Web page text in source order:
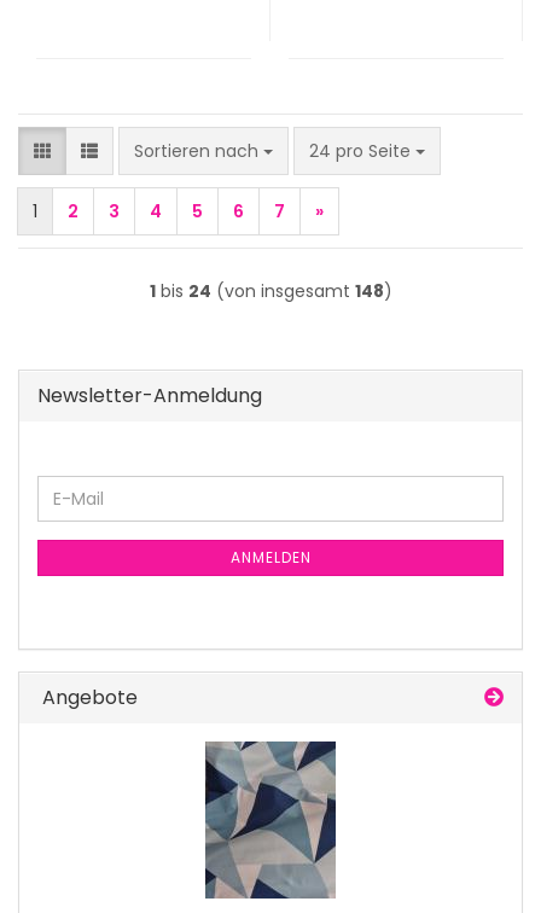
Sortieren nach
Sortieren nach 24 pro Seite
pro Seite
1 2 3 4 5 6 7 »
1bis 24 (von insgesamt 148)
Newsletter-Anmeldung
E-
Mail
ANMELDEN
Angebote